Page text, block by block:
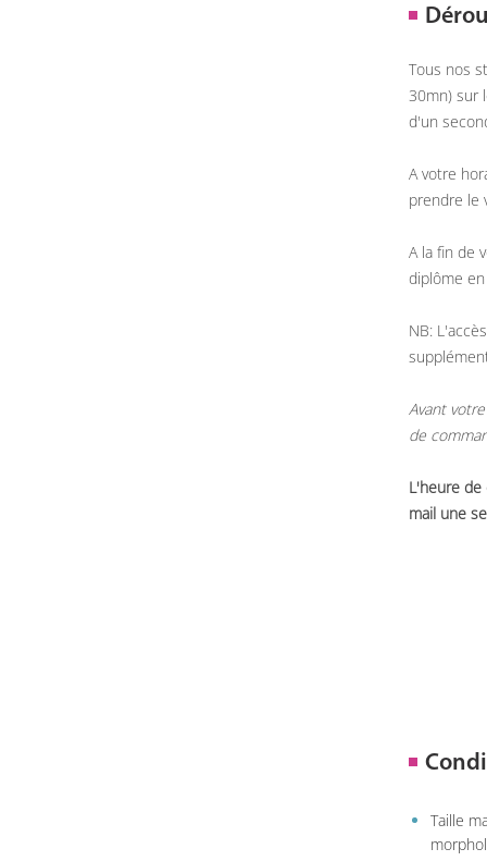
Tous nos
30mn) sur
d'un
A votre
prendre le
A la fin de
diplôme
NB:
Avant
de
L'heure de
mail une
Taille